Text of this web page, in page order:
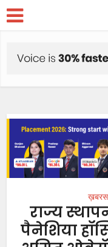
राज्य
पैनेशिया